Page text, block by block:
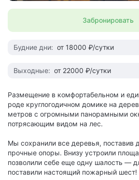
Забронировать
Будние дни: от 18000 ₽/сутки
Выходные: от 22000 ₽/сутки
Размещение в комфортабельном и
роде круглогодичном домике на
метров с огромными панорамными
потрясающим видом на лес.
Мы сохранили все деревья, поставив
прочные опоры. Внизу устроили
позволили себе еще одну шалость —
поставили настоящий пожарный шест!